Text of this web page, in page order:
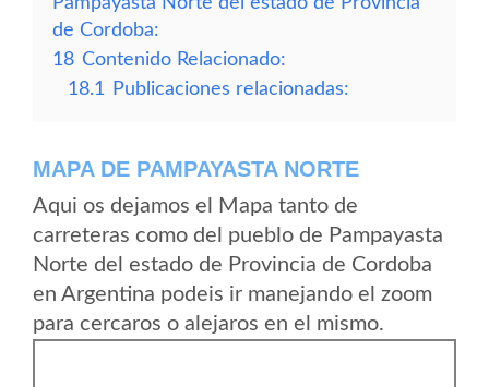
de Cordoba:
18 Contenido Relacionado:
18.1
Publicaciones relacionadas:
MAPA DE PAMPAYASTA NORTE
Aqui os dejamos el Mapa tanto de
carreteras como del pueblo de Pampayasta
Norte del estado de Provincia de Cordoba
en Argentina podeis ir manejando el zoom
para cercaros o alejaros en el mismo.